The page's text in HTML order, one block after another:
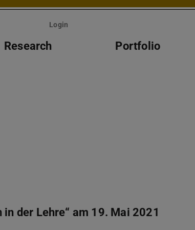
Login
Research Portfolio
der Lehre“ am 19. Mai 2021